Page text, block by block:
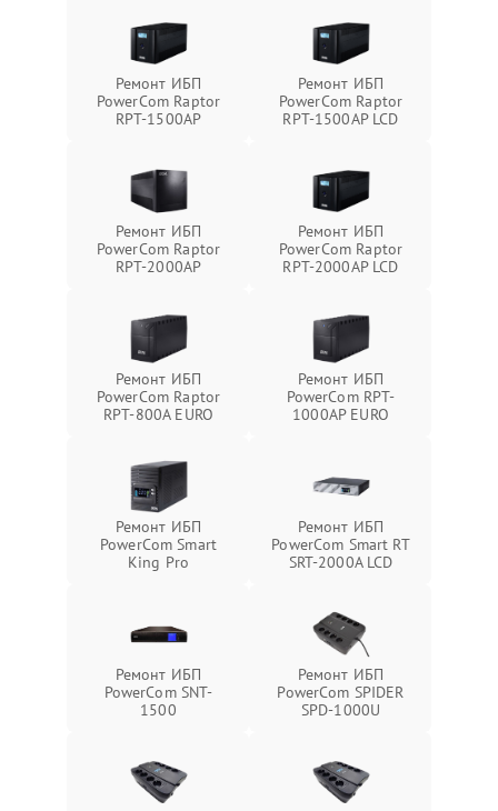
Ремонт ИБП
PowerCom Raptor
RPT-1500AP
Ремонт ИБП
PowerCom Raptor
RPT-1500AP LCD
Ремонт ИБП
PowerCom Raptor
RPT-2000AP
Ремонт ИБП
PowerCom Raptor
RPT-2000AP LCD
Ремонт ИБП
PowerCom Raptor
RPT-800A EURO
Ремонт ИБП
PowerCom RPT-
1000AР EURO
Ремонт ИБП
PowerCom Smart
King Pro
Ремонт ИБП
PowerCom Smart RT
SRT-2000A LCD
Ремонт ИБП
PowerCom SNT-
1500
Ремонт ИБП
PowerCom SPIDER
SPD-1000U